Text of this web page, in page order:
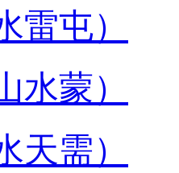
雷屯）
水蒙）
天需）